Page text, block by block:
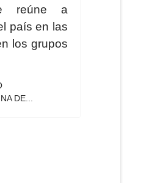
reúne a
país en las
los grupos
DE...